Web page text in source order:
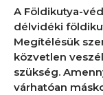
A Földikutya-
délvidéki
Megítélésük
közvetlen
szükség.
várhatóan